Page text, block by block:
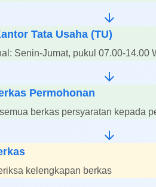
arrow_downward
Tata Usaha (TU)
Senin-Jumat, pukul 07.00-14.00
arrow_downward
Permohonan
berkas persyaratan kepada
arrow_downward
kelengkapan berkas